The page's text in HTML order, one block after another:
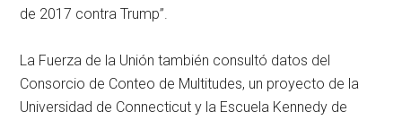
de 2017 contra Trump”.
La Fuerza de la Unión también consultó datos del
Consorcio de Conteo de Multitudes, un proyecto de la
Universidad de Connecticut y la Escuela Kennedy de